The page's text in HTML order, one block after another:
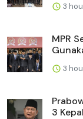
3
MPR
3
3